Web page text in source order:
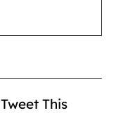
Tweet This